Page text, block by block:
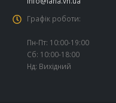
Графік роботи:
Пн-Пт: 10:00-19:00
Сб: 10:00-18:00
Нд: Вихідний